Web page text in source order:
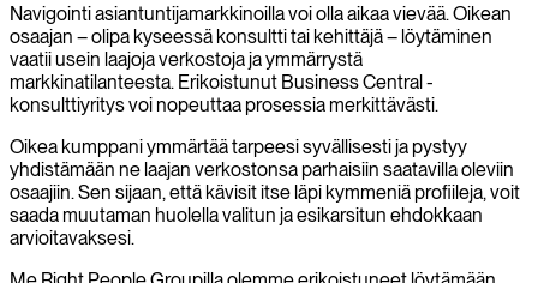
Navigointi asiantuntijamarkkinoilla voi olla aikaa vievää. Oikean
osaajan – olipa kyseessä konsultti tai kehittäjä – löytäminen
vaatii usein laajoja verkostoja ja ymmärrystä
markkinatilanteesta. Erikoistunut Business Central -
konsulttiyritys voi nopeuttaa prosessia merkittävästi.
Oikea kumppani ymmärtää tarpeesi syvällisesti ja pystyy
yhdistämään ne laajan verkostonsa parhaisiin saatavilla oleviin
osaajiin. Sen sijaan, että kävisit itse läpi kymmeniä profiileja, voit
saada muutaman huolella valitun ja esikarsitun ehdokkaan
arvioitavaksesi.